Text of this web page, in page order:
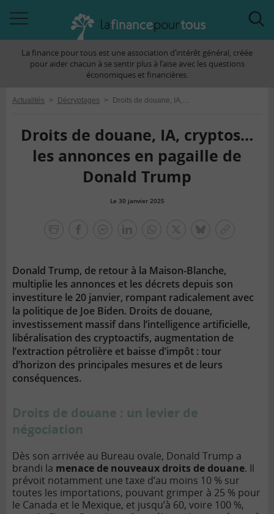
àLa finance pour tous est une association d’intérêt général, créée
pour aider chacun à se sentir plus à l’aise avec les questions
économiques et financières.
Actualités > Décryptages > Droits de douane, IA, cryptos… les annonces en pagaille de Donald Trump
Droits de douane, IA, cryptos…
les annonces en pagaille de
Donald Trump
Le 30 janvier 2025
Donald Trump, de retour à la Maison-Blanche,
multiplie les annonces et les décrets depuis son
investiture le 20 janvier, rompant radicalement avec
la politique de Joe Biden. Droits de douane,
investissement massif dans l’intelligence artificielle,
libéralisation des cryptoactifs, augmentation de
l’extraction pétrolière et baisse d’impôt : tour
d’horizon des principales mesures et de leurs
conséquences.
Droits de douane : un levier de
négociation
Dès son arrivée au Bureau ovale, Donald Trump a
brandi la menace de nouveaux droits de douane. Il
prévoit notamment une taxe d’au moins 10 % sur
toutes les importations, pouvant grimper à 25 % pour
le Canada et le Mexique, et jusqu’à 60, voire 100 %,